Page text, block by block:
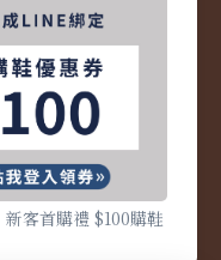
新客首購禮 $100購鞋